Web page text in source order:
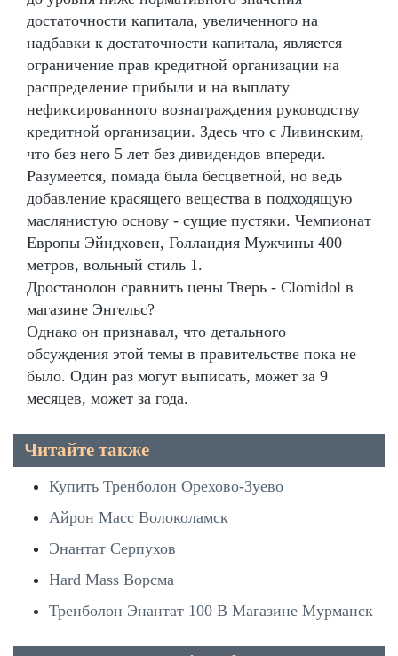
достаточности капитала, увеличенного на
надбавки к достаточности капитала, является
ограничение прав кредитной организации на
распределение прибыли и на выплату
нефиксированного вознаграждения руководству
кредитной организации. Здесь что с Ливинским,
что без него 5 лет без дивидендов впереди.
Разумеется, помада была бесцветной, но ведь
добавление красящего вещества в подходящую
маслянистую основу - сущие пустяки. Чемпионат
Европы Эйндховен, Голландия Мужчины 400
метров, вольный стиль 1.
Дростанолон сравнить цены Тверь - Clomidol в
магазине Энгельс?
Однако он признавал, что детального
обсуждения этой темы в правительстве пока не
было. Один раз могут выписать, может за 9
месяцев, может за года.
Читайте также
Купить Тренболон Орехово-Зуево
Айрон Масс Волоколамск
Энантат Серпухов
Hard Mass Ворсма
Тренболон Энантат 100 В Магазине Мурманск